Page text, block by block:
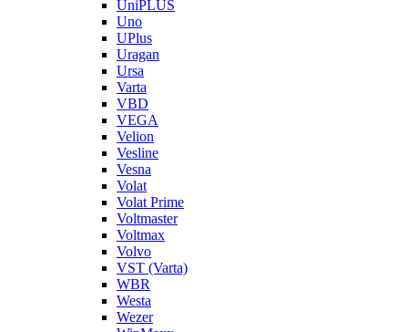
UniPLUS
Uno
UPlus
Uragan
Ursa
Varta
VBD
VEGA
Velion
Vesline
Vesna
Volat
Volat Prime
Voltmaster
Voltmax
Volvo
VST (Varta)
WBR
Westa
Wezer